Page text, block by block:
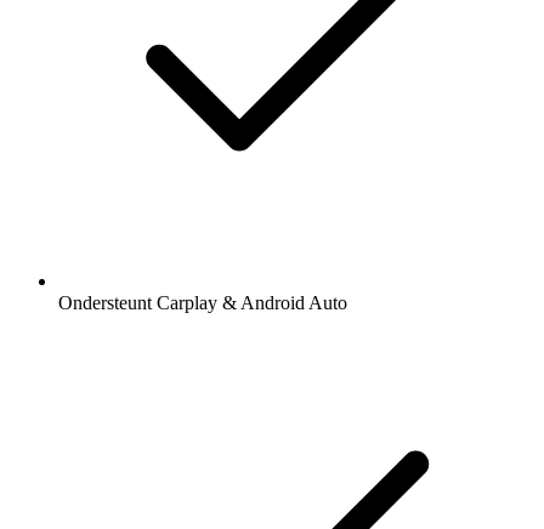
Ondersteunt Carplay & Android Auto